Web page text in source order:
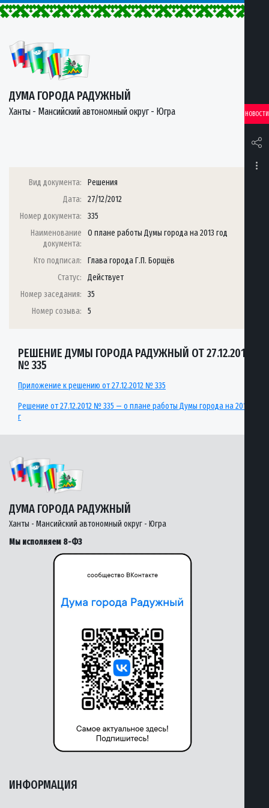
ДУМА ГОРОДА РАДУЖНЫЙ
Ханты - Мансийский автономный округ - Югра НОВОСТИ
Вид документа:
Решения
Дата:
27/12/2012
Номер документа:
335
Наименование
документа:
О плане работы Думы города на 2013 год
Кто подписал:
Глава города Г.П. Борщёв
Статус:
Действует
Номер заседания:
35
Номер созыва:
5
РЕШЕНИЕ ДУМЫ ГОРОДА РАДУЖНЫЙ ОТ 27.12.2012
№ 335
Приложение к решению от 27.12.2012 № 335
Решение от 27.12.2012 № 335 — о плане работы Думы города на 2013
г
ДУМА ГОРОДА РАДУЖНЫЙ
Ханты - Мансийский автономный округ - Югра
Мы исполняем 8-ФЗ
ИНФОРМАЦИЯ